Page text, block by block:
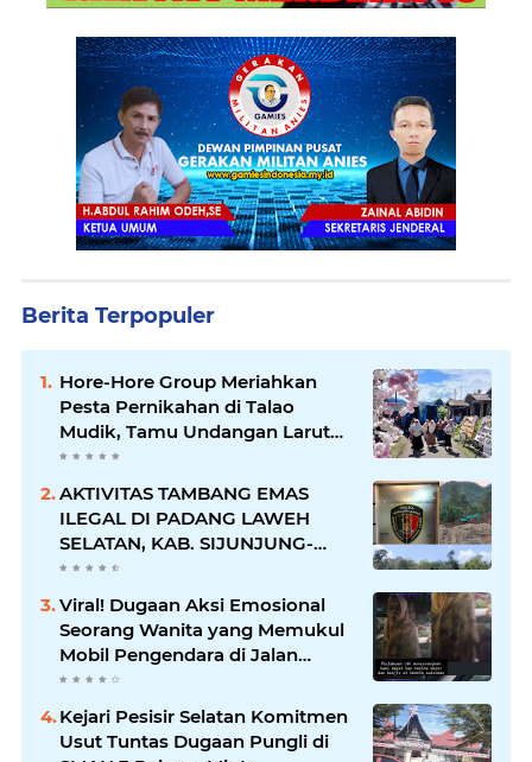
Berita Terpopuler
Hore-Hore Group Meriahkan
Pesta Pernikahan di Talao
Mudik, Tamu Undangan Larut
dalam Suasana Penuh
AKTIVITAS TAMBANG EMAS
ILEGAL DI PADANG LAWEH
SELATAN, KAB. SIJUNJUNG-
SUMBAR SEMAKIN
Viral! Dugaan Aksi Emosional
Seorang Wanita yang Memukul
Mobil Pengendara di Jalan
Khatib Sulaiman
Kejari Pesisir Selatan Komitmen
Usut Tuntas Dugaan Pungli di